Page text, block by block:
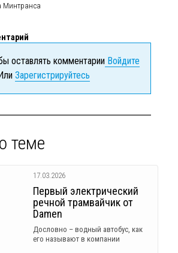
Минтранса
оставлять комментарииВойдите
Зарегистрируйтесь
теме
17.03.2026
Первый электрический
речной трамвайчик от
Damen
Дословно – водный автобус, как
его называют в компании